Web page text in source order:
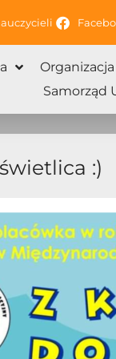
Samorząd
:)